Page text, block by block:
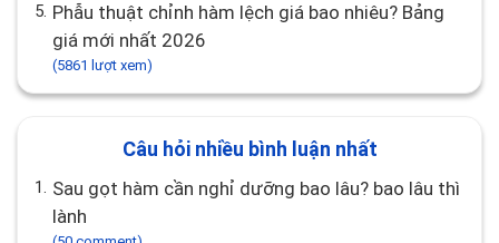
5. Phẫu thuật chỉnh hàm lệch giá bao nhiêu? Bảng
giá mới nhất 2026
(5861 lượt xem)
Câu hỏi nhiều bình luận nhất
1. Sau gọt hàm cần nghỉ dưỡng bao lâu? bao lâu thì
lành